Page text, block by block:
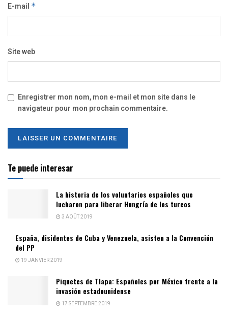
E-mail *
Site web
Enregistrer mon nom, mon e-mail et mon site dans le
navigateur pour mon prochain commentaire.
Te puede interesar
La historia de los voluntarios españoles que
lucharon para liberar Hungría de los turcos
3 AOÛT 2019
España, disidentes de Cuba y Venezuela, asisten a la Convención
del PP
19 JANVIER 2019
Piquetes de Tlapa: Españoles por México frente a la
invasión estadounidense
17 SEPTEMBRE 2019